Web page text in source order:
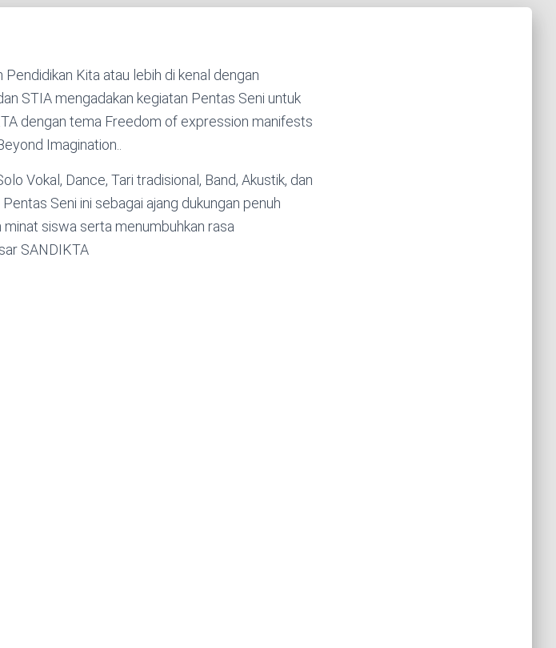
Kita atau lebih di kenal dengan
STIA mengadakan kegiatan Pentas Seni untuk
dengan tema Freedom of expression manifests
Imagination..
Vokal, Dance, Tari tradisional, Band, Akustik, dan
Seni ini sebagai ajang dukungan penuh
siswa serta menumbuhkan rasa
SANDIKTA